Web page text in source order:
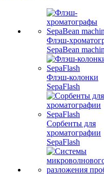
Флэш-
SepaBean
Флэш-колонки
SepaFlash
Сорбенты для
хроматографии
SepaFlash